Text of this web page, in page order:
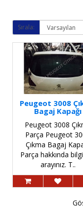
Sırala:
Peugeot 3008
Bagaj Kapağı
Peugeot 3008
Parça Peugeot
Çıkma Bagaj
Parça hakkında
arayınız. T..